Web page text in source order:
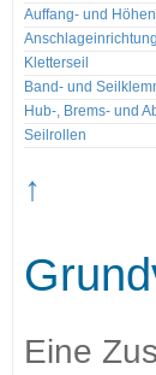
Auffang- und
Kletterseil
Band- und
Hub-, Brems- und
Seilrollen
↑
Eine